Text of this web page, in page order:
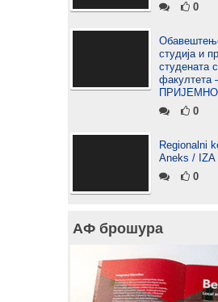
0
студија и
студената
0
Regionalni
Aneks / IZA
0
АФ брошура